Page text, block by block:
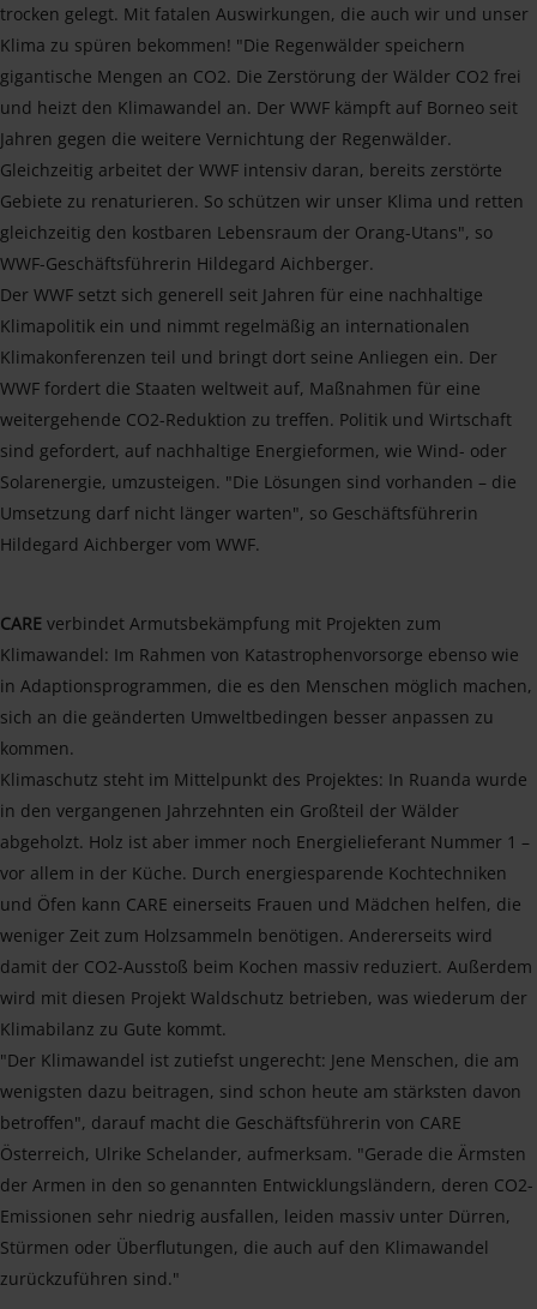
trocken gelegt. Mit fatalen Auswirkungen, die auch wir und unser
Klima zu spüren bekommen! "Die Regenwälder speichern
gigantische Mengen an CO2. Die Zerstörung der Wälder CO2 frei
und heizt den Klimawandel an. Der WWF kämpft auf Borneo seit
Jahren gegen die weitere Vernichtung der Regenwälder.
Gleichzeitig arbeitet der WWF intensiv daran, bereits zerstörte
Gebiete zu renaturieren. So schützen wir unser Klima und retten
gleichzeitig den kostbaren Lebensraum der Orang-Utans", so
WWF-Geschäftsführerin Hildegard Aichberger.
Der WWF setzt sich generell seit Jahren für eine nachhaltige
Klimapolitik ein und nimmt regelmäßig an internationalen
Klimakonferenzen teil und bringt dort seine Anliegen ein. Der
WWF fordert die Staaten weltweit auf, Maßnahmen für eine
weitergehende CO2-Reduktion zu treffen. Politik und Wirtschaft
sind gefordert, auf nachhaltige Energieformen, wie Wind- oder
Solarenergie, umzusteigen. "Die Lösungen sind vorhanden – die
Umsetzung darf nicht länger warten", so Geschäftsführerin
Hildegard Aichberger vom WWF.
CARE verbindet Armutsbekämpfung mit Projekten zum
Klimawandel: Im Rahmen von Katastrophenvorsorge ebenso wie
in Adaptionsprogrammen, die es den Menschen möglich machen,
sich an die geänderten Umweltbedingen besser anpassen zu
kommen.
Klimaschutz steht im Mittelpunkt des Projektes: In Ruanda wurde
in den vergangenen Jahrzehnten ein Großteil der Wälder
abgeholzt. Holz ist aber immer noch Energielieferant Nummer 1 –
vor allem in der Küche. Durch energiesparende Kochtechniken
und Öfen kann CARE einerseits Frauen und Mädchen helfen, die
weniger Zeit zum Holzsammeln benötigen. Andererseits wird
damit der CO2-Ausstoß beim Kochen massiv reduziert. Außerdem
wird mit diesen Projekt Waldschutz betrieben, was wiederum der
Klimabilanz zu Gute kommt.
"Der Klimawandel ist zutiefst ungerecht: Jene Menschen, die am
wenigsten dazu beitragen, sind schon heute am stärksten davon
betroffen", darauf macht die Geschäftsführerin von CARE
Österreich, Ulrike Schelander, aufmerksam. "Gerade die Ärmsten
der Armen in den so genannten Entwicklungsländern, deren CO2-
Emissionen sehr niedrig ausfallen, leiden massiv unter Dürren,
Stürmen oder Überflutungen, die auch auf den Klimawandel
zurückzuführen sind."